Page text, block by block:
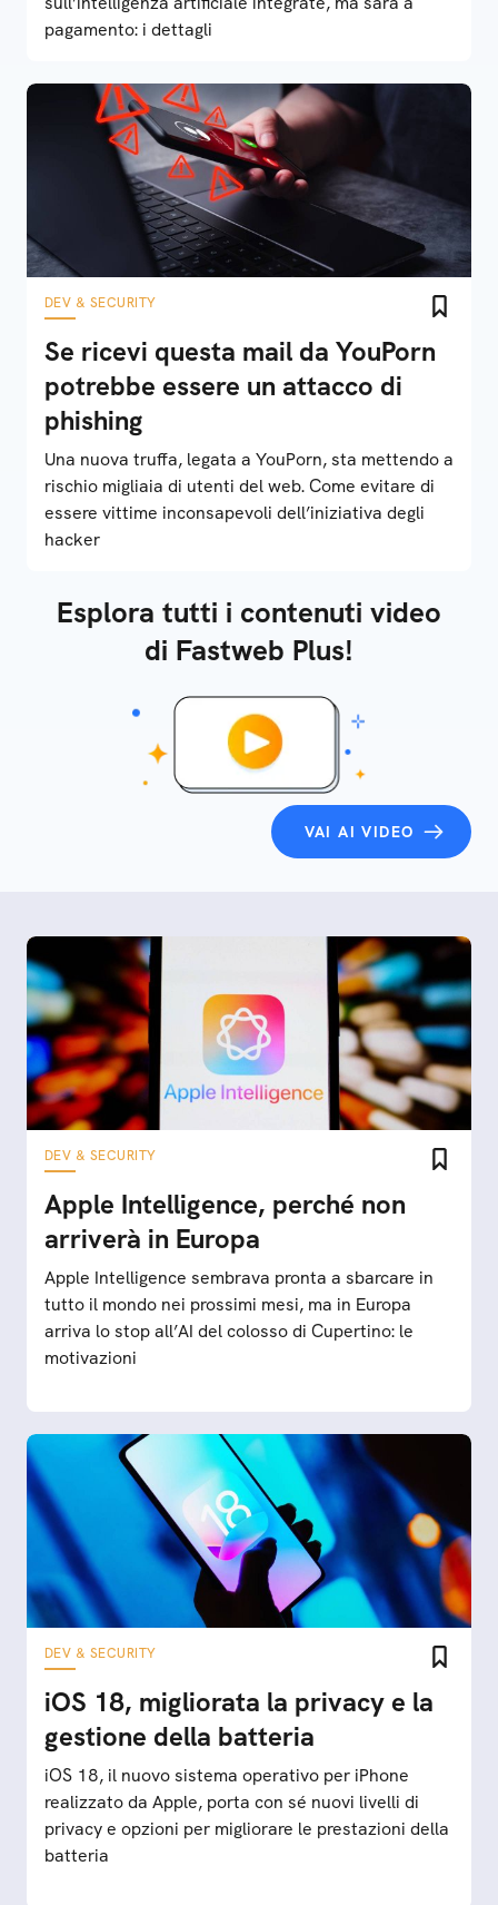
pagamento: i dettagli
DEV & SECURITY
Se ricevi questa mail da YouPorn
potrebbe essere un attacco di
phishing
Una nuova truffa, legata a YouPorn, sta mettendo a
rischio migliaia di utenti del web. Come evitare di
essere vittime inconsapevoli dell’iniziativa degli
hacker
Esplora tutti i contenuti video
di Fastweb Plus!
VAI AI VIDEO
DEV & SECURITY
Apple Intelligence, perché non
arriverà in Europa
Apple Intelligence sembrava pronta a sbarcare in
tutto il mondo nei prossimi mesi, ma in Europa
arriva lo stop all’AI del colosso di Cupertino: le
motivazioni
DEV & SECURITY
iOS 18, migliorata la privacy e la
gestione della batteria
iOS 18, il nuovo sistema operativo per iPhone
realizzato da Apple, porta con sé nuovi livelli di
privacy e opzioni per migliorare le prestazioni della
batteria